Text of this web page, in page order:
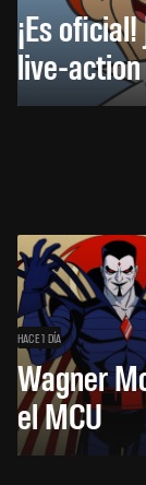
¡Es
live-
HACE 1 DÍA
Wagner
el MCU